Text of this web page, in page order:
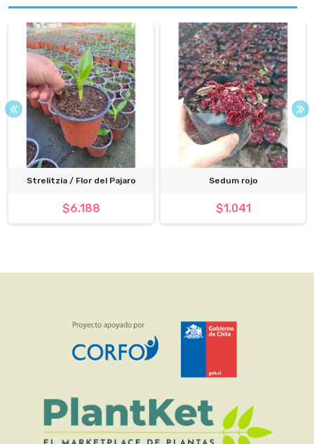
Strelitzia / Flor del Pajaro
$6.188
Sedum rojo
$1.041